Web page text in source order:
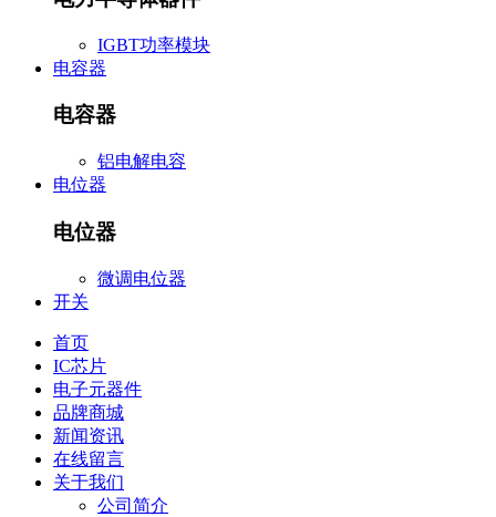
IGBT功率模块
电容器
电容器
铝电解电容
电位器
电位器
微调电位器
开关
首页
IC芯片
电子元器件
品牌商城
新闻资讯
在线留言
关于我们
公司简介